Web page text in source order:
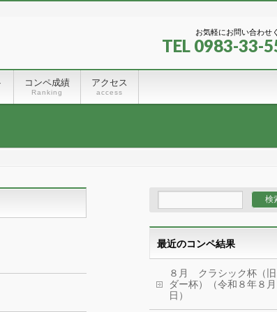
お気軽にお問い合わせ
TEL 0983-33-
コンペ成績
Ranking
アクセス
access
最近のコンペ結果
８月 クラシック杯（
ダー杯）（令和８年８月
日）